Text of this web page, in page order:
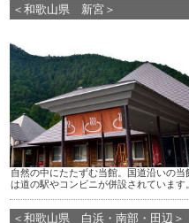
＜和歌山県 新宮＞
自然の中にたたずむ当館。国道沿いの当
は道の駅やコンビニが併設されています。
＜和歌山県 白浜・南部・田辺＞